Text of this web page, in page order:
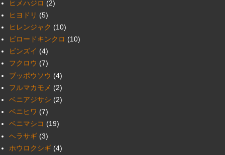
ヒメハジロ (2)
ヒヨドリ (5)
ヒレンジャク (10)
ビロードキンクロ (10)
ビンズイ (4)
フクロウ (7)
ブッポウソウ (4)
フルマカモメ (2)
ベニアジサシ (2)
ベニヒワ (7)
ベニマシコ (19)
ヘラサギ (3)
ホウロクシギ (4)